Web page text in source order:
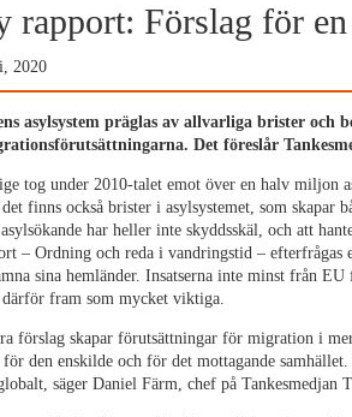
rapport: Förslag för
2020
asylsystem präglas av allvarliga brister
Det föreslår
tog under 2010-talet emot över en halv miljon
finns också brister i asylsystemet, som skapar
har heller inte skyddsskäl, och att
– Ordning och reda i vandringstid –
sina hemländer. Insatserna inte minst från
fram som mycket viktiga.
förslag skapar förutsättningar för migration i
för den enskilde och för det mottagande
säger Daniel Färm, chef på Tankesmedjan